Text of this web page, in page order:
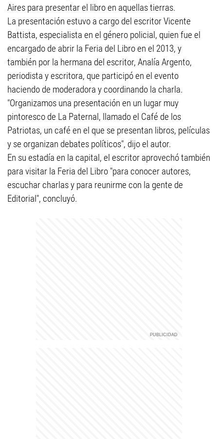
Aires para presentar el libro en aquellas tierras.
La presentación estuvo a cargo del escritor Vicente
Battista, especialista en el género policial, quien fue el
encargado de abrir la Feria del Libro en el 2013, y
también por la hermana del escritor, Analía Argento,
periodista y escritora, que participó en el evento
haciendo de moderadora y coordinando la charla.
"Organizamos una presentación en un lugar muy
pintoresco de La Paternal, llamado el Café de los
Patriotas, un café en el que se presentan libros, películas
y se organizan debates políticos", dijo el autor.
En su estadía en la capital, el escritor aprovechó también
para visitar la Feria del Libro "para conocer autores,
escuchar charlas y para reunirme con la gente de
Editorial", concluyó.